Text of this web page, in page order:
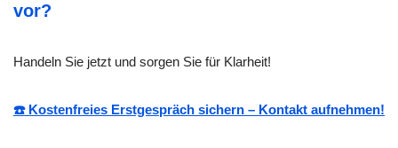
vor?
Handeln Sie jetzt und sorgen Sie für Klarheit!
☎️ Kostenfreies Erstgespräch sichern – Kontakt aufnehmen!